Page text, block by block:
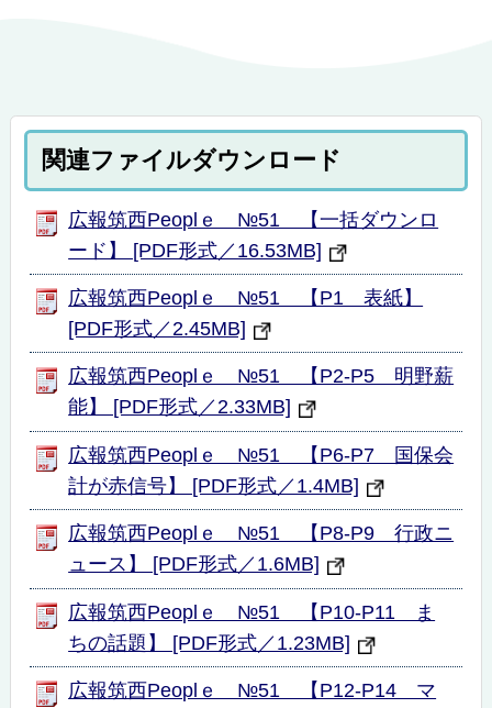
関連ファイルダウンロード
広報筑西Peoplｅ №51 【一括ダウンロ
ード】 [PDF形式／16.53MB]
広報筑西Peoplｅ №51 【P1 表紙】
[PDF形式／2.45MB]
広報筑西Peoplｅ №51 【P2-P5 明野薪
能】 [PDF形式／2.33MB]
広報筑西Peoplｅ №51 【P6-P7 国保会
計が赤信号】 [PDF形式／1.4MB]
広報筑西Peoplｅ №51 【P8-P9 行政ニ
ュース】 [PDF形式／1.6MB]
広報筑西Peoplｅ №51 【P10-P11 ま
ちの話題】 [PDF形式／1.23MB]
広報筑西Peoplｅ №51 【P12-P14 マ